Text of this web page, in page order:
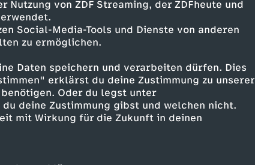
von ZDF Streaming, der ZDFheute und
Social-Media-Tools und Dienste von anderen
zu ermöglichen.
Daten speichern und verarbeiten dürfen. Dies
erklärst du deine Zustimmung zu unserer
Oder du legst unter
deine Zustimmung gibst und welchen nicht.
mit Wirkung für die Zukunft in deinen
runde